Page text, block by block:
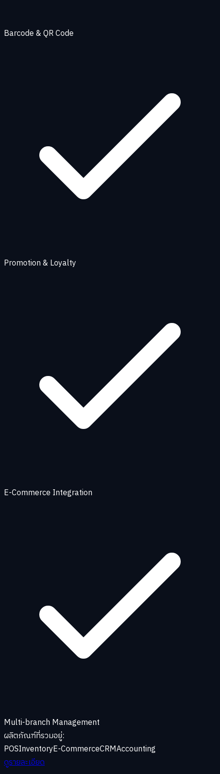
Barcode & QR Code
Promotion & Loyalty
E-Commerce Integration
Multi-branch Management
ผลิตภัณฑ์ที่รวมอยู่:
POSInventoryE-CommerceCRMAccounting
ดูรายละเอียด